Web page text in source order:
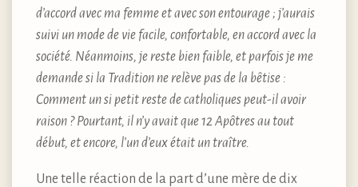
d’accord avec ma femme et avec son entourage ; j’aurais
suivi un mode de vie facile, confortable, en accord avec la
société. Néanmoins, je reste bien faible, et parfois je me
demande si la Tradition ne relève pas de la bêtise :
Comment un si petit reste de catholiques peut-il avoir
raison ? Pourtant, il n’y avait que 12 Apôtres au tout
début, et encore, l’un d’eux était un traître.
Une telle réaction de la part d’une mère de dix